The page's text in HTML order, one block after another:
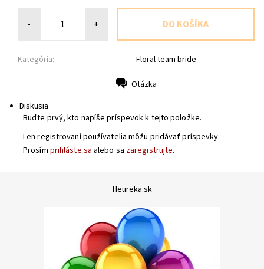
- +
Kategória: Floral team bride
Otázka
Diskusia
Buďte prvý, kto napíše príspevok k tejto položke.
Len registrovaní používatelia môžu pridávať príspevky.
Prosím prihláste sa alebo sa zaregistrujte.
Heureka.sk